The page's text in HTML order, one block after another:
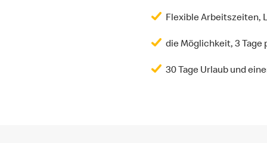
Flexible Arbeitszeiten,
die Möglichkeit, 3 Tage
30 Tage Urlaub und